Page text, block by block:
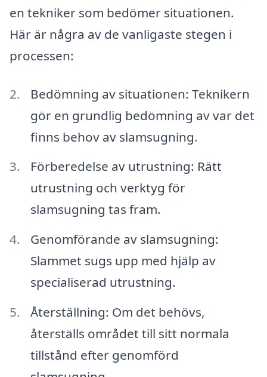
en tekniker som bedömer situationen.
Här är några av de vanligaste stegen i
processen:
Bedömning av situationen: Teknikern
gör en grundlig bedömning av var det
finns behov av slamsugning.
Förberedelse av utrustning: Rätt
utrustning och verktyg för
slamsugning tas fram.
Genomförande av slamsugning:
Slammet sugs upp med hjälp av
specialiserad utrustning.
Återställning: Om det behövs,
återställs området till sitt normala
tillstånd efter genomförd